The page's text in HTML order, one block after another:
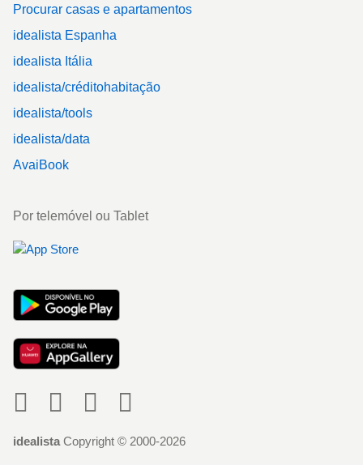
Procurar casas e apartamentos
idealista Espanha
idealista Itália
idealista/créditohabitação
idealista/tools
idealista/data
AvaiBook
Por telemóvel ou Tablet
idealista Copyright © 2000-2026